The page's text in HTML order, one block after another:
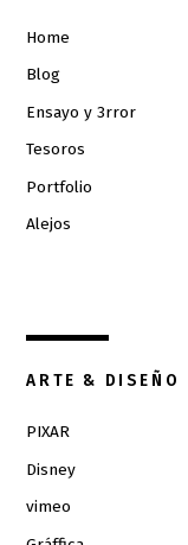
Home
Blog
Ensayo y 3rror
Tesoros
Portfolio
Alejos
ARTE & DISEÑO
PIXAR
Disney
vimeo